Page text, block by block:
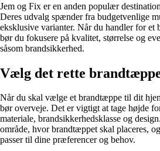
Jem og Fix er en anden populær
Deres udvalg spænder fra budgetvenlige
eksklusive varianter. Når du handler for et
bør du fokusere på kvalitet, størrelse og
såsom brandsikkerhed.
Vælg det rette
Når du skal vælge et brandtæppe til dit
bør overveje. Det er vigtigt at tage højde
materiale, brandsikkerhedsklasse og
område, hvor brandtæppet skal placeres,
passer til dine præferencer og behov.